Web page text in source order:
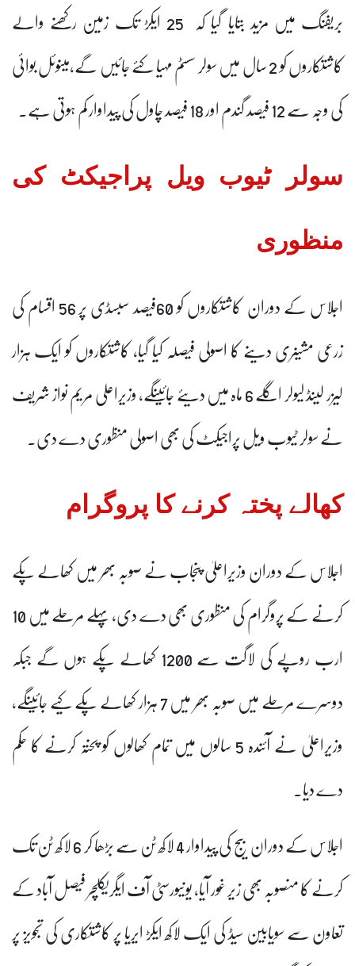
بریفنگ میں مزید بتایا گیا کہ 25 ایکڑ تک زمین رکھنے والے
کاشتکاروں کو 2 سال میں سولر سسٹم مہیا کئے جائیں گے،مینوئل بوائی
کی وجہ سے 12 فیصد گندم اور 18 فیصد چاول کی پیداوار کم ہوتی ہے۔
سولر ٹیوب ویل پراجیکٹ کی
منظوری
اجلاس کے دوران کاشتکاروں کو 60فیصد سبسڈی پر 56 اقسام کی
زرعی مشینری دینے کا اصولی فیصلہ کیا گیا، کاشتکاروں کو ایک ہزار
لیزر لینڈ لیولر اگلے 6 ماہ میں دیئے جائینگے، وزیراعلی مریم نواز شریف
نے سولر ٹیوب ویل پراجیکٹ کی بھی اصولی منظوری دے دی۔
کھالے پختہ کرنے کا پروگرام
اجلاس کے دوران وزیراعلیٰ پنجاب نے صوبہ بھر میں کھالے پکے
کرنے کے پروگرام کی منظوری بھی دے دی، پہلے مرحلے میں 10
ارب روپے کی لاگت سے 1200 کھالے پکے ہوں گے جبکہ
دوسرے مرحلے میں صوبہ بھر میں 7 ہزار کھالے پکے کیے جائینگے،
وزیراعلیٰ نے آئندہ 5 سالوں میں تمام کھالوں کو پختہ کرنے کا حکم
دے دیا۔
اجلاس کے دوران بیج کی پیداوار 4 لاکھ ٹن سے بڑھا کر 6 لاکھ ٹن تک
کرنے کا منصوبہ بھی زیر غور آیا، یونیورسٹی آف ایگریکلچر فیصل آباد کے
تعاون سے سویابین سیڈ کی ایک لاکھ ایکڑ ایریا پر کاشتکاری کی تجویز پر